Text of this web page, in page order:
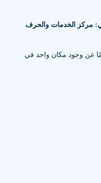
مركز الخدمات والحرف
عن وجود مكان واحد في